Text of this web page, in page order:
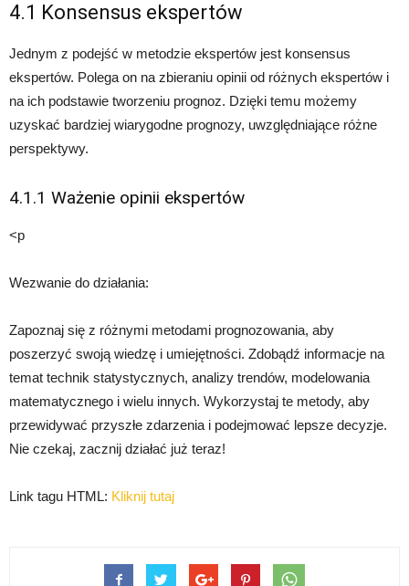
4.1 Konsensus ekspertów
Jednym z podejść w metodzie ekspertów jest konsensus
ekspertów. Polega on na zbieraniu opinii od różnych ekspertów i
na ich podstawie tworzeniu prognoz. Dzięki temu możemy
uzyskać bardziej wiarygodne prognozy, uwzględniające różne
perspektywy.
4.1.1 Ważenie opinii ekspertów
<p
Wezwanie do działania:
Zapoznaj się z różnymi metodami prognozowania, aby
poszerzyć swoją wiedzę i umiejętności. Zdobądź informacje na
temat technik statystycznych, analizy trendów, modelowania
matematycznego i wielu innych. Wykorzystaj te metody, aby
przewidywać przyszłe zdarzenia i podejmować lepsze decyzje.
Nie czekaj, zacznij działać już teraz!
Link tagu HTML: Kliknij tutaj